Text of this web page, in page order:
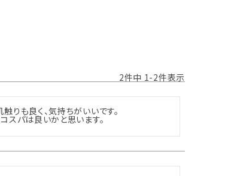
2件中 1-2件表示
りも良く、気持ちがいいです。
スパは良いかと思います。